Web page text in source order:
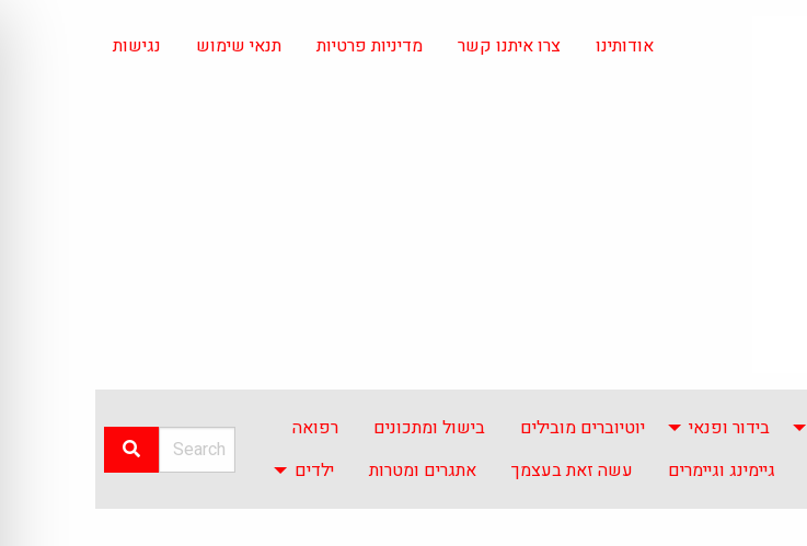
אודותינו צרו איתנו קשר מדיניות פרטיות תנאי שימוש נגישות
בידור ופנאי יוטיוברים מובילים בישול ומתכונים
רפואה
גיימינג וגיימרים עשה זאת בעצמך אתגרים ומטרות ילדים